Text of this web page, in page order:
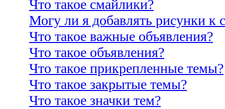
Что такое смайлики?
Могу ли я добавлять рисунки к
Что такое важные объявления?
Что такое объявления?
Что такое прикрепленные темы?
Что такое закрытые темы?
Что такое значки тем?